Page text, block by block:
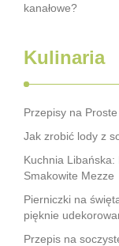
kanałowe?
Kulinaria
Przepisy na
Jak zrobić lody z
Kuchnia
Smakowite Mezze
Pierniczki na
pięknie
Przepis na